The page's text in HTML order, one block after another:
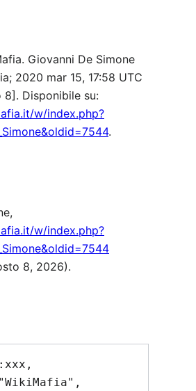
Giovanni De Simone
2020 mar 15, 17:58 UTC
Disponibile su:
w/index.php?
.
w/index.php?
8, 2026).